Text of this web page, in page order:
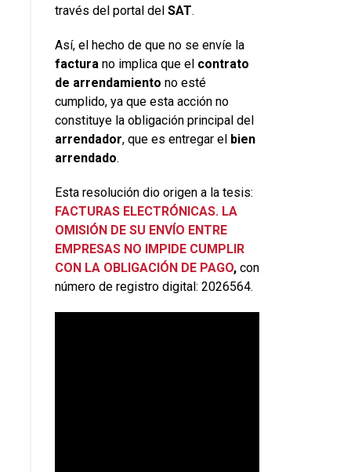
través del portal del SAT.
Así, el hecho de que no se envíe la
factura no implica que el contrato
de arrendamiento no esté
cumplido, ya que esta acción no
constituye la obligación principal del
arrendador, que es entregar el bien
arrendado.
Esta resolución dio origen a la tesis:
FACTURAS ELECTRÓNICAS. LA
OMISIÓN DE SU ENVÍO ENTRE
EMPRESAS NO IMPIDE CUMPLIR
CON LA OBLIGACIÓN DE PAGO,con
número de registro digital: 2026564.